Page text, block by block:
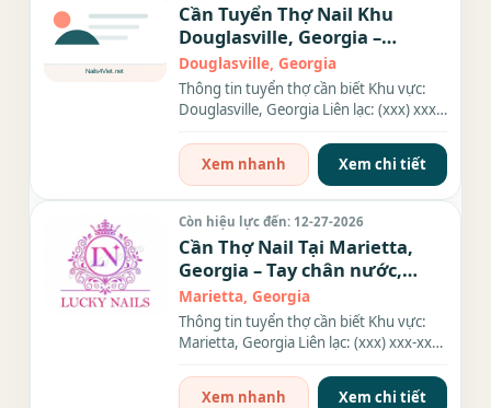
Cần Tuyển Thợ Nail Khu
Douglasville, Georgia –
Everything
Douglasville, Georgia
Thông tin tuyển thợ cần biết Khu vực:
Douglasville, Georgia Liên lạc: (xxx) xxx-
Xem nhanh
Xem chi tiết
Còn hiệu lực đến: 12-27-2026
Cần Thợ Nail Tại Marietta,
Georgia – Tay chân nước,
Everything
Marietta, Georgia
Thông tin tuyển thợ cần biết Khu vực:
Marietta, Georgia Liên lạc: (xxx) xxx-xxxx
Xem nhanh
Xem chi tiết